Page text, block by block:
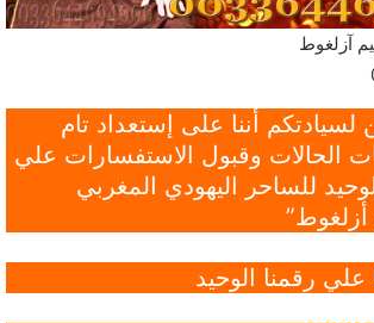
آزلغوط
لسيادتكم أننا على إستعداد تام
الحالات وقبول الاستفسارات علي
للساحر اليهودي المغربي
أزلغوط”
علي رقمنا الوحيد